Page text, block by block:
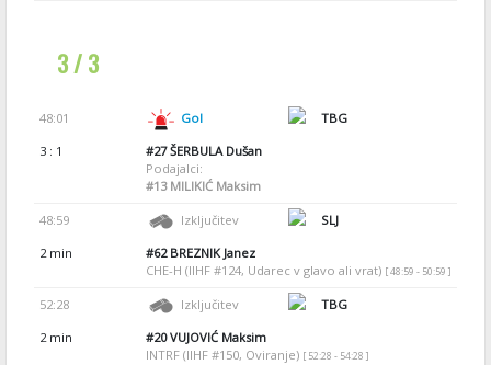
3 / 3
48:01 Gol
TBG
3 : 1
#27ŠERBULA Dušan
Podajalci:
#13MILIKIĆ Maksim
48:59 Izključitev
SLJ
2 min
#62BREZNIK Janez
CHE-H (IIHF #124, Udarec v glavo ali vrat) [ 48:59 - 50:59 ]
52:28 Izključitev
TBG
2 min
#20VUJOVIĆ Maksim
INTRF (IIHF #150, Oviranje) [ 52:28 - 54:28 ]